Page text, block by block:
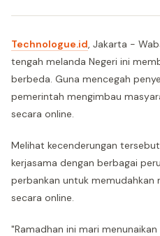
Technologue.id, Jakarta -
tengah melanda Negeri ini
berbeda. Guna mencegah
pemerintah mengimbau
secara online.
Melihat kecenderungan
kerjasama dengan berbagai
perbankan untuk memudahkan
secara online.
"Ramadhan ini mari